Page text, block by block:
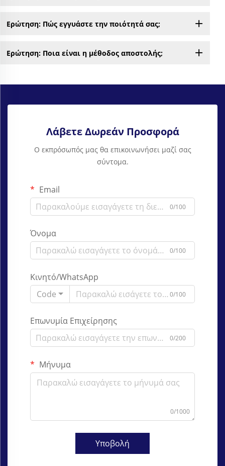
Ερώτηση: Πώς εγγυάστε την ποιότητά σας;
Ερώτηση: Ποια είναι η μέθοδος αποστολής;
Λάβετε Δωρεάν Προσφορά
Ο εκπρόσωπός μας θα επικοινωνήσει μαζί σας
σύντομα.
Email
0/100
Όνομα
0/100
Κινητό/WhatsApp
Code
0/100
Επωνυμία Επιχείρησης
0/200
Μήνυμα
0/1000
Υποβολή